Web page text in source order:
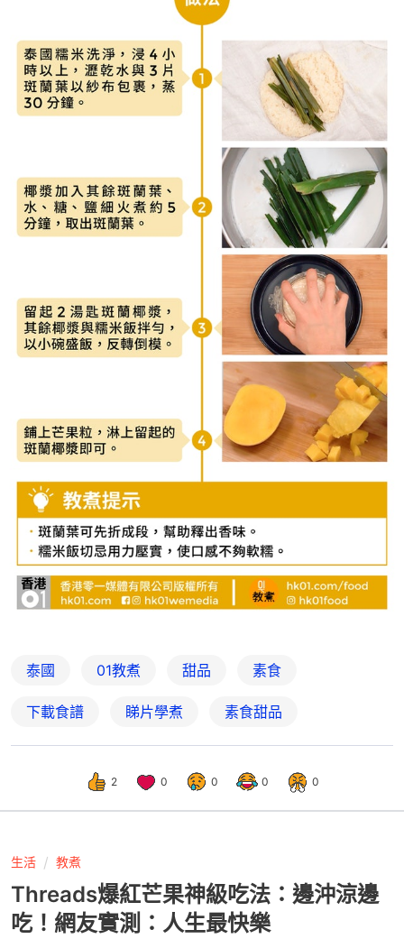
泰國 01教煮 甜品 素食
下載食譜 睇片學煮 素食甜品
2 0 0 0 0
生活 教煮
Threads爆紅芒果神級吃法：邊沖涼邊
吃！網友實測：人生最快樂